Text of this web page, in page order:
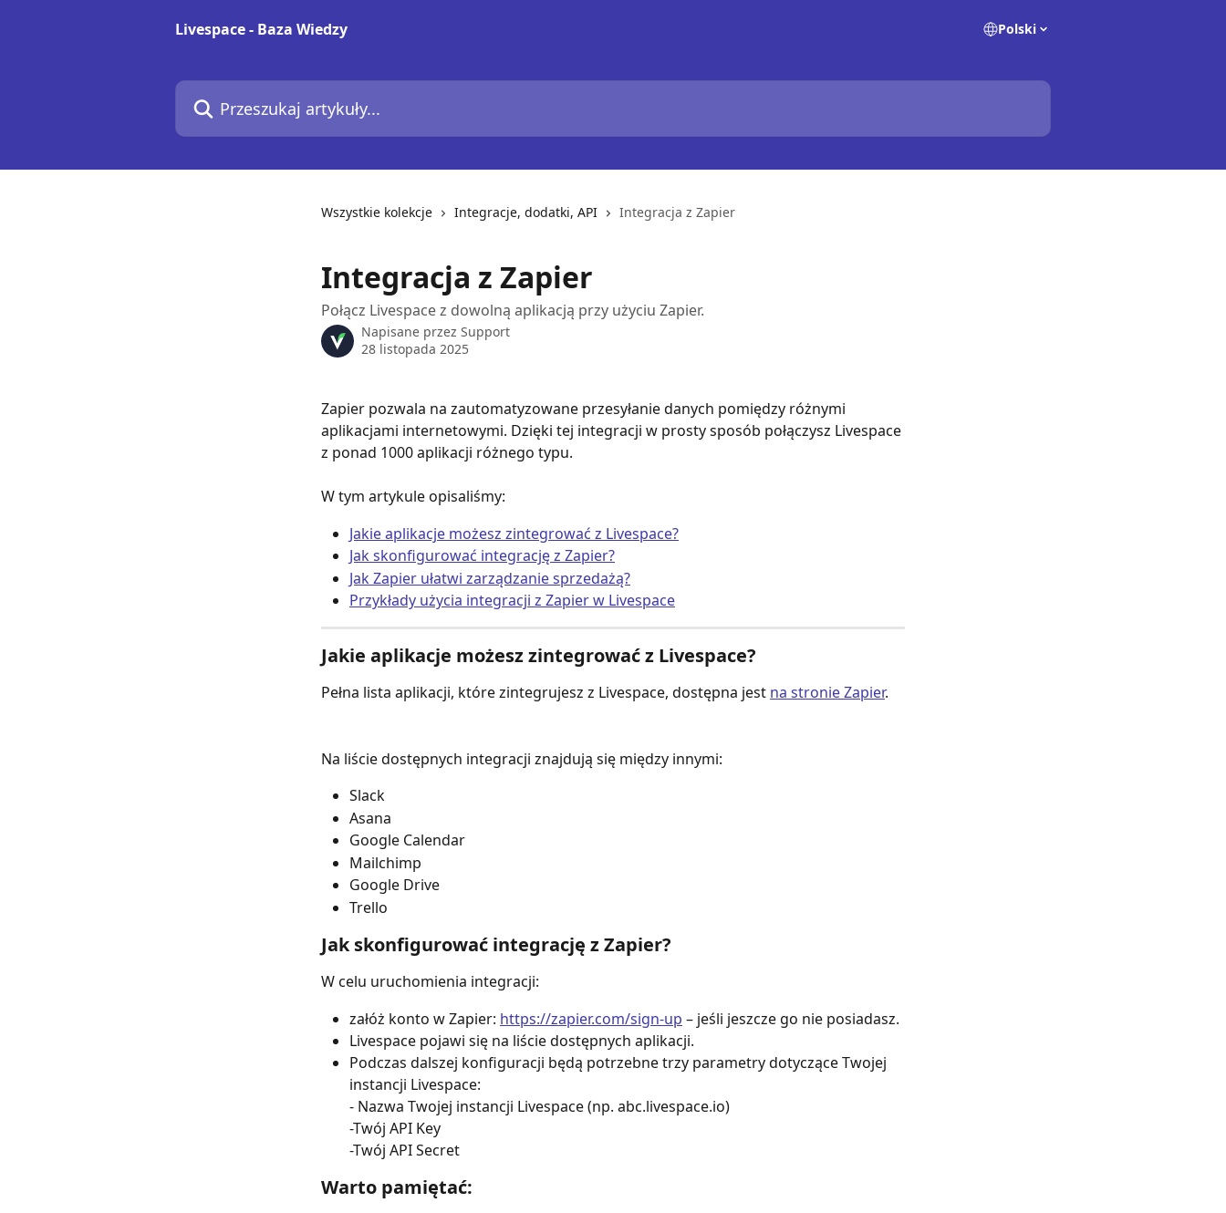
Livespace - Baza Wiedzy
Polski
Przeszukaj artykuły...
Wszystkie kolekcje Integracje, dodatki, API Integracja z Zapier
Integracja z Zapier
Połącz Livespace z dowolną aplikacją przy użyciu Zapier.
Napisane przez Support
28 listopada 2025
Zapier pozwala na zautomatyzowane przesyłanie danych pomiędzy różnymi
aplikacjami internetowymi. Dzięki tej integracji w prosty sposób połączysz Livespace
z ponad 1000 aplikacji różnego typu.
W tym artykule opisaliśmy:
Jakie aplikacje możesz zintegrować z Livespace?
Jak skonfigurować integrację z Zapier?
Jak Zapier ułatwi zarządzanie sprzedażą?
Przykłady użycia integracji z Zapier w Livespace
Jakie aplikacje możesz zintegrować z Livespace?
Pełna lista aplikacji, które zintegrujesz z Livespace, dostępna jest na stronie Zapier.
Na liście dostępnych integracji znajdują się między innymi:
Slack
Asana
Google Calendar
Mailchimp
Google Drive
Trello
Jak skonfigurować integrację z Zapier?
W celu uruchomienia integracji:
załóż konto w Zapier: https://zapier.com/sign-up – jeśli jeszcze go nie posiadasz.
Livespace pojawi się na liście dostępnych aplikacji.
Podczas dalszej konfiguracji będą potrzebne trzy parametry dotyczące Twojej
instancji Livespace:
- Nazwa Twojej instancji Livespace (np. abc.livespace.io)
-Twój API Key
-Twój API Secret
Warto pamiętać: